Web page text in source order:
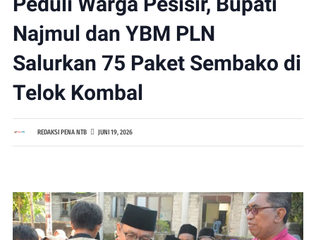
Najmul dan YBM PLN
Salurkan 75 Paket Sembako di
Telok Kombal
REDAKSI PENA NTB JUNI 19, 2026